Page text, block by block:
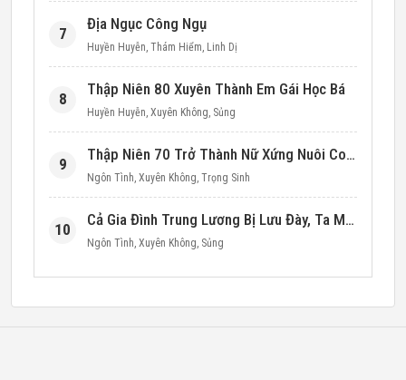
7
Địa Ngục Công Ngụ
Huyền Huyễn, Thám Hiểm, Linh Dị
8
Thập Niên 80 Xuyên Thành Em Gái Học Bá
Huyền Huyễn, Xuyên Không, Sủng
9
Thập Niên 70 Trở Thành Nữ Xứng Nuôi Con Làm Giàu
Ngôn Tình, Xuyên Không, Trọng Sinh
10
Cả Gia Đình Trung Lương Bị Lưu Đày, Ta Mang Không Gian Cứu Cả Nhà
Ngôn Tình, Xuyên Không, Sủng